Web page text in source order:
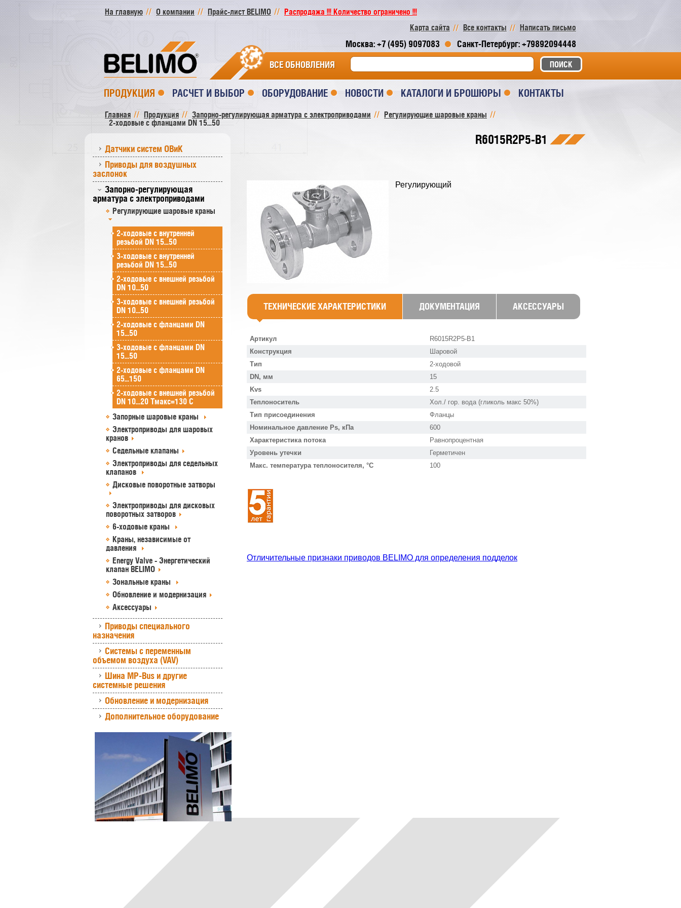
На главную О компании Прайс-лист BELIMO
Распродажа !!! Количество ограничено !!!
Карта сайта
Все контакты Написать письмо
Москва: +7 (495) 9097083
Санкт-Петербург: +79892094448
ВСЕ ОБНОВЛЕНИЯ
ПРОДУКЦИЯ РАСЧЕТ И ВЫБОР ОБОРУДОВАНИЕ НОВОСТИ КАТАЛОГИ И БРОШЮРЫ КОНТАКТЫ
Главная Продукция Запорно-регулирующая арматура с электроприводами
Регулирующие шаровые краны
2-ходовые с фланцами DN 15...50
Датчики систем ОВиК
Приводы для воздушных
заслонок
Запорно-регулирующая
арматура с электроприводами
Регулирующие шаровые краны
2-ходовые с внутренней
резьбой DN 15...50
3-ходовые с внутренней
резьбой DN 15...50
2-ходовые с внешней резьбой
DN 10...50
3-ходовые с внешней резьбой
DN 10...50
2-ходовые с фланцами DN
15...50
3-ходовые с фланцами DN
15...50
2-ходовые с фланцами DN
65...150
2-ходовые с внешней резьбой
DN 10...20 Tмакс=130 C
Запорные шаровые краны
Электроприводы для шаровых
кранов
Седельные клапаны
Электроприводы для седельных
клапанов
Дисковые поворотные затворы
Электроприводы для дисковых
поворотных затворов
6-ходовые краны
Краны, независимые от
давления
Energy Valve - Энергетический
клапан BELIMO
Зональные краны
Обновление и модернизация
Аксессуары
Приводы специального
назначения
Системы с переменным
объемом воздуха (VAV)
Шина MP-Bus и другие
системные решения
Обновление и модернизация
Дополнительное оборудование
R6015R2P5-B1
Регулирующий
ТЕХНИЧЕСКИЕ ХАРАКТЕРИСТИКИ ДОКУМЕНТАЦИЯ АКСЕССУАРЫ
Артикул
R6015R2P5-B1
Конструкция
Шаровой
Тип
2-ходовой
DN, мм
15
Kvs
2.5
Теплоноситель
Хол./ гор. вода (гликоль макс 50%)
Тип присоединения
Фланцы
Номинальное давление Ps, кПа
600
Характеристика потока
Равнопроцентная
Уровень утечки
Герметичен
Макс. температура теплоносителя, °С
100
Отличительные признаки приводов BELIMO для определения подделок